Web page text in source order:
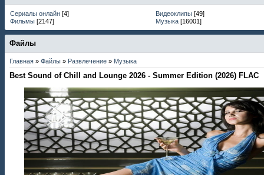
Сериалы онлайн [4] Видеоклипы [49]
Фильмы [2147] Музыка [16001]
Файлы
Главная » Файлы » Развлечение » Музыка
Best Sound of Chill and Lounge 2026 - Summer Edition (2026) FLAC